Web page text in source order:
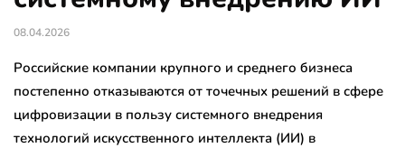
08.04.2026
Российские компании крупного и среднего бизнеса
постепенно отказываются от точечных решений в сфере
цифровизации в пользу системного внедрения
технологий искусственного интеллекта (ИИ) в